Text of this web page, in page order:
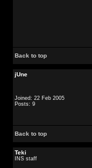
Back to top
jUne
Joined: 22 Feb 2005
Posts: 9
Back to top
Teki
INS staff